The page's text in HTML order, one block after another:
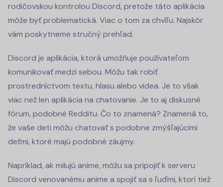
rodičovskou kontrolou Discord, pretože táto aplikácia
môže byť problematická. Viac o tom za chvíľu. Najskôr
vám poskytneme stručný prehľad.
Discord je aplikácia, ktorá umožňuje používateľom
komunikovať medzi sebou. Môžu tak robiť
prostredníctvom textu, hlasu alebo videa. Je to však
viac než len aplikácia na chatovanie. Je to aj diskusné
fórum, podobné Redditu. Čo to znamená? Znamená to,
že vaše deti môžu chatovať s podobne zmýšľajúcimi
deťmi, ktoré majú podobné záujmy.
Napríklad, ak milujú anime, môžu sa pripojiť k serveru
Discord venovanému anime a spojiť sa s ľuďmi, ktorí tiež